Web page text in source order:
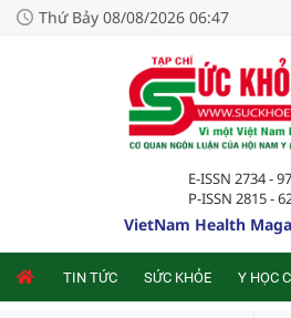
Thứ Bảy 08/08/2026 06:47
E-ISSN 2734 -
P-ISSN 2815 -
VietNam Health
TIN TỨC SỨC KHỎE Y HỌC